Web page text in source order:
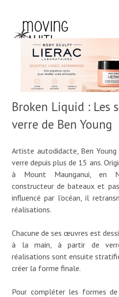
Broken Liquid : Les
verre de Ben Young
Artiste autodidacte, Ben
verre depuis plus de 15 ans.
à Mount Maunganui, en
constructeur de bateaux et
influencé par l’océan, il
réalisations.
Chacune de ses œuvres est
à la main, à partir de
réalisations sont ensuite
créer la forme finale.
Pour compléter les formes de